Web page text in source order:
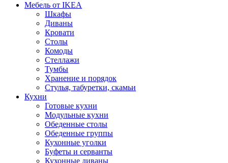
Мебель от IKEA
Шкафы
Диваны
Кровати
Столы
Комоды
Стеллажи
Тумбы
Хранение и порядок
Стулья, табуретки, скамьи
Кухни
Готовые кухни
Модульные кухни
Обеденные столы
Обеденные группы
Кухонные уголки
Буфеты и серванты
Кухонные диваны